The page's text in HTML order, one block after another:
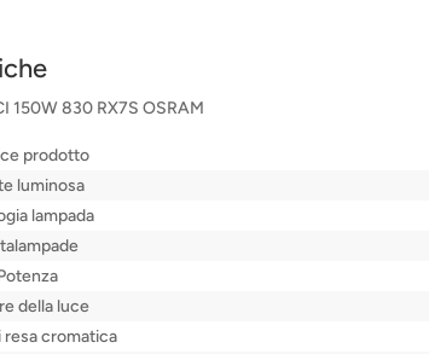
150W 830 RX7S OSRAM
prodotto
luminosa
lampada
della luce
resa cromatica